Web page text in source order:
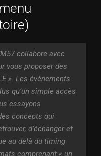
collabore avec
vous proposer des
». Les évènements
qu’un simple accès
essayons
concepts qui
d’échanger et
au delà du timing
comprenant « un